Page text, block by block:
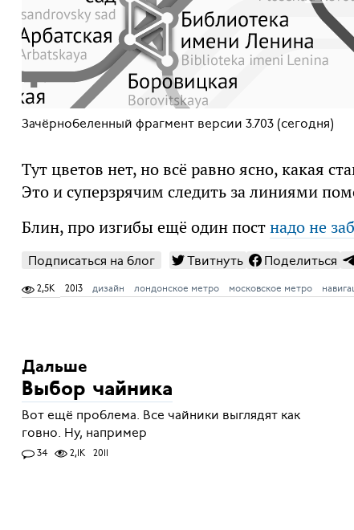
Зачёрнобеленный фрагмент версии 3.703 (сегодня)
Тут цветов нет, но всё равно ясно, какая
Это и суперзрячим следить за линиями
Блин, про изгибы ещё один постнадо не
Подписаться на блог Твитнуть Поделиться
2,5K 2013 дизайн лондонское метро московское метро
Дальше
Выбор чайника
Вот ещё проблема. Все чайники выглядят как
говно. Ну, например
34 2,1K 2011